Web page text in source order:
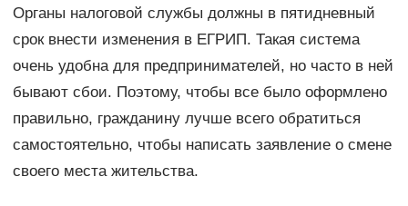
Органы налоговой службы должны в пятидневный
срок внести изменения в ЕГРИП. Такая система
очень удобна для предпринимателей, но часто в ней
бывают сбои. Поэтому, чтобы все было оформлено
правильно, гражданину лучше всего обратиться
самостоятельно, чтобы написать заявление о смене
своего места жительства.